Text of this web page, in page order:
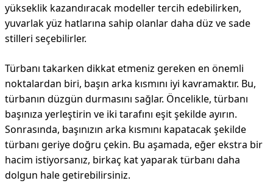
yükseklik kazandıracak modeller tercih edebilirken,
yuvarlak yüz hatlarına sahip olanlar daha düz ve sade
stilleri seçebilirler.
Türbanı takarken dikkat etmeniz gereken en önemli
noktalardan biri, başın arka kısmını iyi kavramaktır. Bu,
türbanın düzgün durmasını sağlar. Öncelikle, türbanı
başınıza yerleştirin ve iki tarafını eşit şekilde ayırın.
Sonrasında, başınızın arka kısmını kapatacak şekilde
türbanı geriye doğru çekin. Bu aşamada, eğer ekstra bir
hacim istiyorsanız, birkaç kat yaparak türbanı daha
dolgun hale getirebilirsiniz.